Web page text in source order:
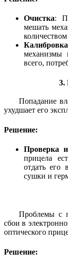
Очистка:
мешать
Калибровка
механизмы
всего,
3.
Попадание
ухудшает его
Решение:
Проверка
прицела
отдать его
сушки и
Проблемы с
сбои в
оптического
Решение: